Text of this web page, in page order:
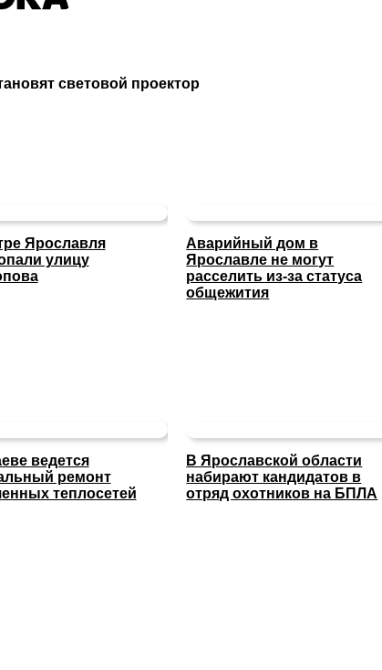
световой проектор
Ярославля
улицу
Аварийный дом в
Ярославле не могут
расселить из-за статуса
общежития
ведется
ремонт
теплосетей
В Ярославской области
набирают кандидатов в
отряд охотников на БПЛА